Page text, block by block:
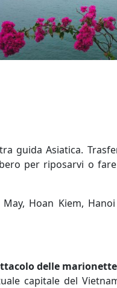
guida Asiatica.
per riposarvi o
Hoan Kiem,
delle marionette
capitale del